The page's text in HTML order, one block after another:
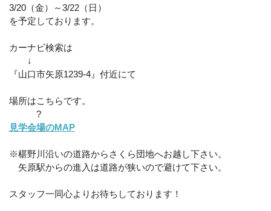
3/20（金）～3/22（日）
を予定しております。
カーナビ検索は
↓
『山口市矢原1239-4』付近にて
場所はこちらです。
?
見学会場のMAP
※椹野川沿いの道路からさくら団地へお越し下さい。
矢原駅からの進入は道路が狭いので避けて下さい。
スタッフ一同心よりお待ちしております！